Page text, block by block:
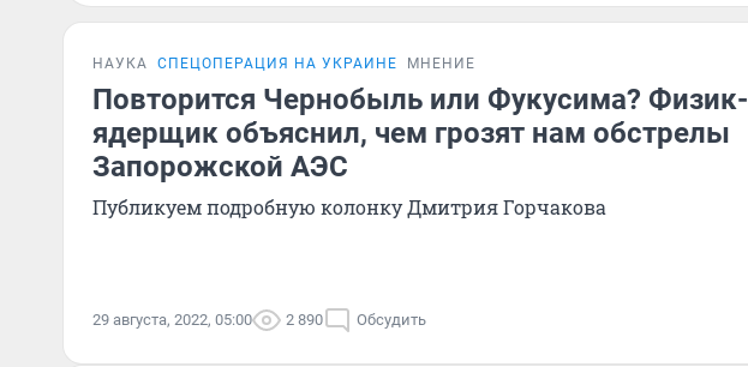
НАУКА СПЕЦОПЕРАЦИЯ НА УКРАИНЕ МНЕНИЕ
Повторится Чернобыль или Фукусима? Физик-
ядерщик объяснил, чем грозят нам обстрелы
Запорожской АЭС
Публикуем подробную колонку Дмитрия Горчакова
29 августа, 2022, 05:00 2 890 Обсудить